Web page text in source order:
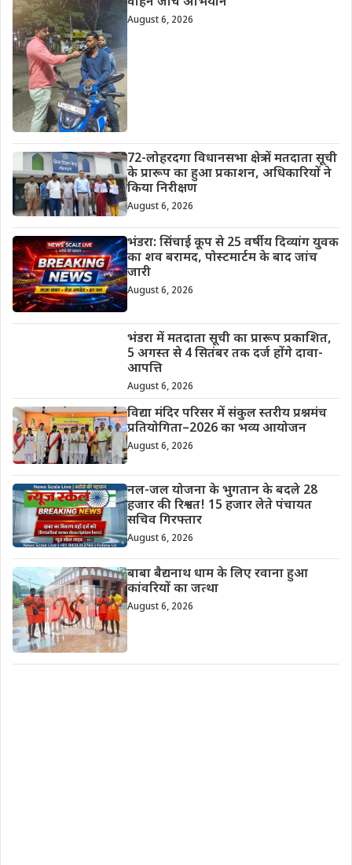
August 6, 2026
72-लोहरदगा विधानसभा क्षेत्र में मतदाता सूची
के प्रारूप का हुआ प्रकाशन, अधिकारियों ने
किया निरीक्षण
August 6, 2026
भंडरा: सिंचाई कूप से 25 वर्षीय दिव्यांग युवक
का शव बरामद, पोस्टमार्टम के बाद जांच
जारी
August 6, 2026
भंडरा में मतदाता सूची का प्रारूप प्रकाशित,
5 अगस्त से 4 सितंबर तक दर्ज होंगे दावा-
आपत्ति
August 6, 2026
विद्या मंदिर परिसर में संकुल स्तरीय प्रश्नमंच
प्रतियोगिता–2026 का भव्य आयोजन
August 6, 2026
नल-जल योजना के भुगतान के बदले 28
हजार की रिश्वत! 15 हजार लेते पंचायत
सचिव गिरफ्तार
August 6, 2026
बाबा बैद्यनाथ धाम के लिए रवाना हुआ
कांवरियों का जत्था
August 6, 2026